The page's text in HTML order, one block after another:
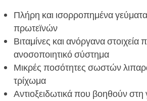
Πλήρη και ισορροπημένα γεύματα
πρωτεϊνών
Βιταμίνες και ανόργανα στοιχεία
ανοσοποιητικό σύστημα
Μικρές ποσότητες σωστών
τρίχωμα
Αντιοξειδωτικά που βοηθούν στη